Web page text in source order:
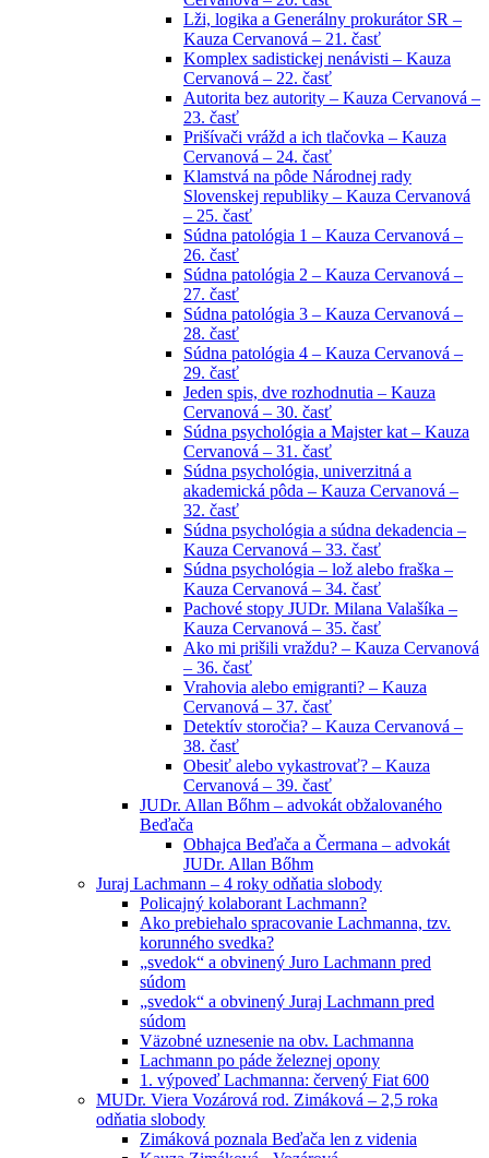
Lži, logika a Generálny prokurátor SR –
Kauza Cervanová – 21. časť
Komplex sadistickej nenávisti – Kauza
Cervanová – 22. časť
Autorita bez autority – Kauza Cervanová –
23. časť
Prišívači vrážd a ich tlačovka – Kauza
Cervanová – 24. časť
Klamstvá na pôde Národnej rady
Slovenskej republiky – Kauza Cervanová
– 25. časť
Súdna patológia 1 – Kauza Cervanová –
26. časť
Súdna patológia 2 – Kauza Cervanová –
27. časť
Súdna patológia 3 – Kauza Cervanová –
28. časť
Súdna patológia 4 – Kauza Cervanová –
29. časť
Jeden spis, dve rozhodnutia – Kauza
Cervanová – 30. časť
Súdna psychológia a Majster kat – Kauza
Cervanová – 31. časť
Súdna psychológia, univerzitná a
akademická pôda – Kauza Cervanová –
32. časť
Súdna psychológia a súdna dekadencia –
Kauza Cervanová – 33. časť
Súdna psychológia – lož alebo fraška –
Kauza Cervanová – 34. časť
Pachové stopy JUDr. Milana Valašíka –
Kauza Cervanová – 35. časť
Ako mi prišili vraždu? – Kauza Cervanová
– 36. časť
Vrahovia alebo emigranti? – Kauza
Cervanová – 37. časť
Detektív storočia? – Kauza Cervanová –
38. časť
Obesiť alebo vykastrovať? – Kauza
Cervanová – 39. časť
JUDr. Allan Bőhm – advokát obžalovaného
Beďača
Obhajca Beďača a Čermana – advokát
JUDr. Allan Bőhm
Juraj Lachmann – 4 roky odňatia slobody
Policajný kolaborant Lachmann?
Ako prebiehalo spracovanie Lachmanna, tzv.
korunného svedka?
„svedok“ a obvinený Juro Lachmann pred
súdom
„svedok“ a obvinený Juraj Lachmann pred
súdom
Väzobné uznesenie na obv. Lachmanna
Lachmann po páde železnej opony
1. výpoveď Lachmanna: červený Fiat 600
MUDr. Viera Vozárová rod. Zimáková – 2,5 roka
odňatia slobody
Zimáková poznala Beďača len z videnia